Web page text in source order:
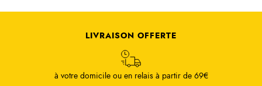
RETRAIT GRATUIT
Retirez votre commande dans nos magasins